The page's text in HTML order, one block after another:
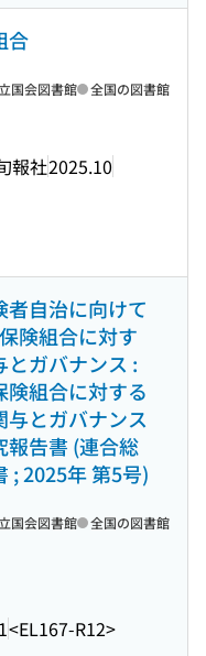
合
報社2025.10
国会図書館 全国の図書館
自治に向けて
険組合に対す
とガバナンス :
組合に対する
与とガバナンス
報告書 (連合総
; 2025年 第5号)
<EL167-R12>
国会図書館 全国の図書館